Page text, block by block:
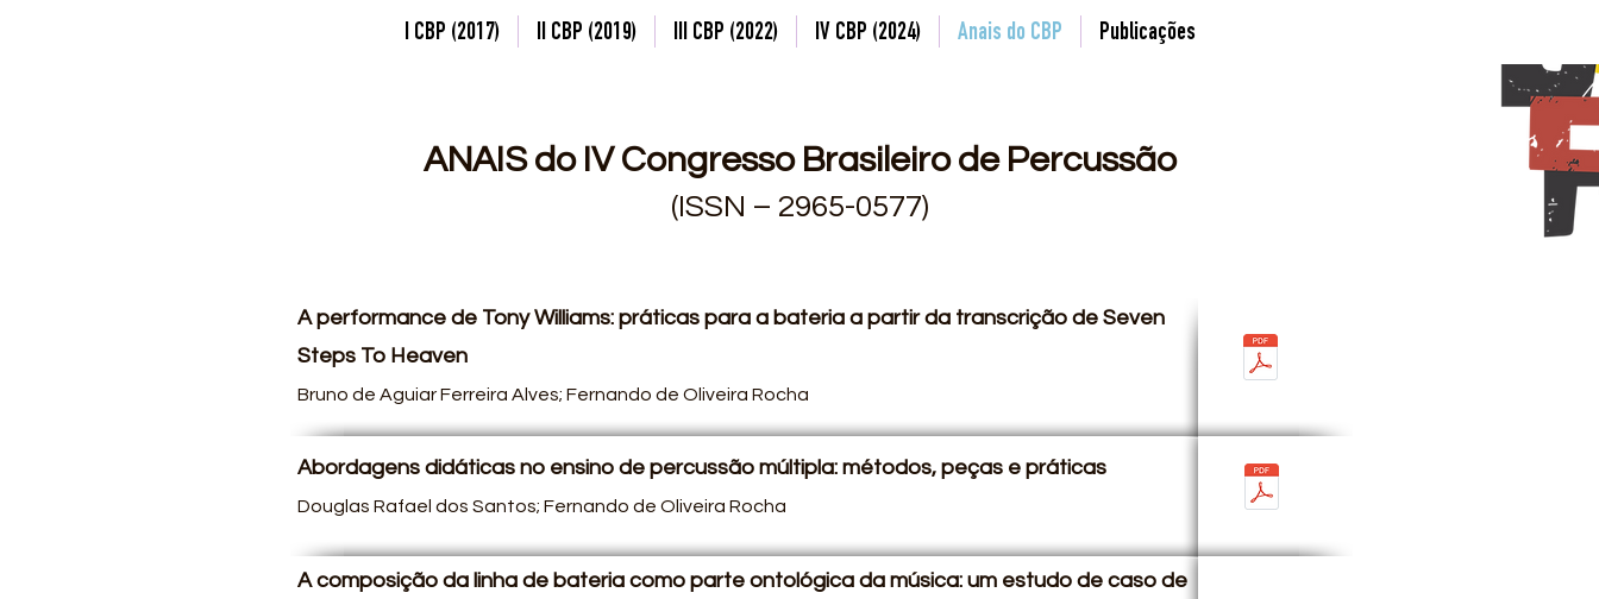
I CBP (2017) II CBP (2019) III CBP (2022) IV CBP (2024) Anais do CBP Publicações
ANAIS do IV Congresso Brasileiro de Percussão
(ISSN – 2965-0577)
A performance de Tony Williams: práticas para a bateria a partir da transcrição de Seven
Steps To Heaven
Bruno de Aguiar Ferreira Alves; Fernando de Oliveira Rocha
Abordagens didáticas no ensino de percussão múltipla: métodos, peças e práticas
Douglas Rafael dos Santos; Fernando de Oliveira Rocha
A composição da linha de bateria como parte ontológica da música: um estudo de caso de